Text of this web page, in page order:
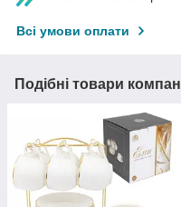
Всі умови оплати
Подібні товари